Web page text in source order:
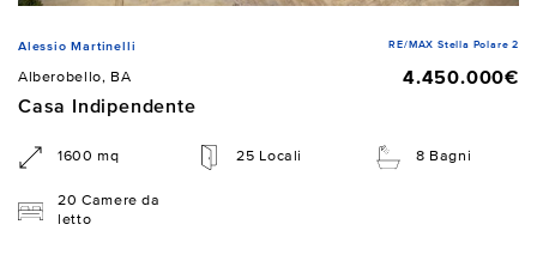
Alessio Martinelli RE/MAX Stella Polare 2
Alberobello, BA
4.450.000€
Casa Indipendente
1600 mq 25 Locali 8 Bagni
20 Camere da
letto